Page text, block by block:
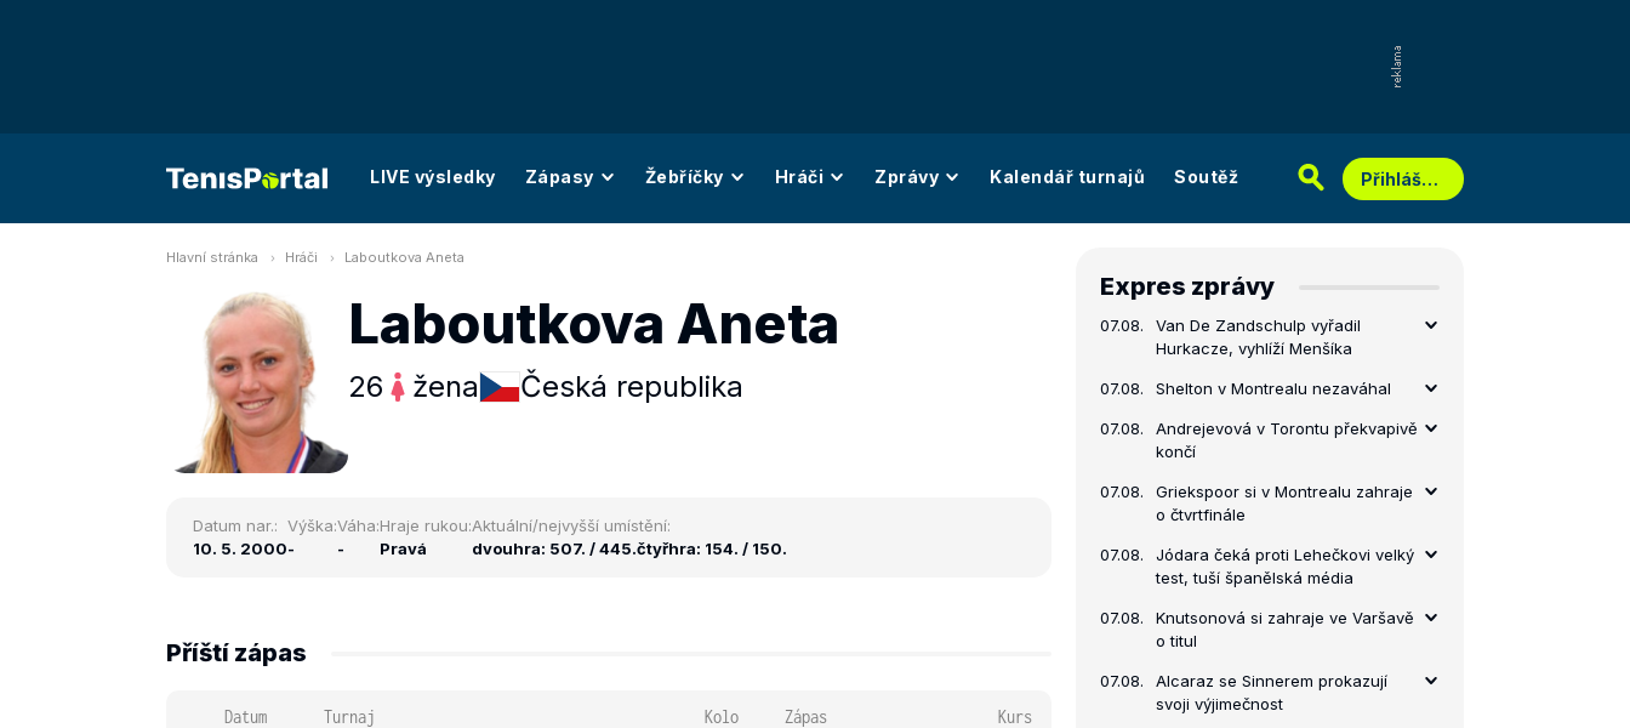
LIVE výsledky Zápasy Žebříčky Hráči Zprávy Kalendář turnajů Soutěž Přihlášení
Hlavní stránka Hráči Laboutkova Aneta
Laboutkova Aneta
26 žena Česká republika
Datum nar.:
10. 5. 2000
Výška:
-
Váha:
-
Hraje rukou:
Pravá
Aktuální/nejvyšší umístění:
dvouhra: 507. / 445.čtyřhra: 154. / 150.
Příští zápas
Datum Turnaj Kolo Zápas Kurs
Expres zprávy
07.08.
Van De Zandschulp vyřadil
Hurkacze, vyhlíží Menšíka
07.08. Shelton v Montrealu nezaváhal
07.08.
Andrejevová v Torontu překvapivě
končí
07.08.
Griekspoor si v Montrealu zahraje
o čtvrtfinále
07.08.
Jódara čeká proti Lehečkovi velký
test, tuší španělská média
07.08.
Knutsonová si zahraje ve Varšavě
o titul
07.08.
Alcaraz se Sinnerem prokazují
svoji výjimečnost